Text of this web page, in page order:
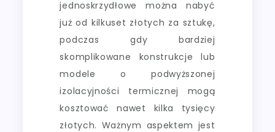
jednoskrzydłowe można nabyć
już od kilkuset złotych za sztukę,
podczas gdy bardziej
skomplikowane konstrukcje lub
modele o podwyższonej
izolacyjności termicznej mogą
kosztować nawet kilka tysięcy
złotych. Ważnym aspektem jest